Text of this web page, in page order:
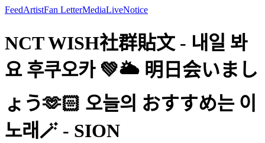
FeedArtistFan LetterMediaLiveNotice
NCT WISH社群貼文 - 내일 봐
요 후쿠오카 💚🌥️ 明日会いまし
ょう🫶🏻 오늘의 おすすめ는 이
노래🪄 - SION